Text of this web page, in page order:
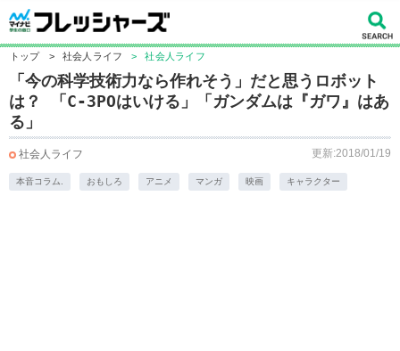
トップ > 社会人ライフ > 社会人ライフ
「今の科学技術力なら作れそう」だと思うロボット
は？ 「C-3POはいける」「ガンダムは『ガワ』はあ
る」
社会人ライフ 更新:2018/01/19
本音コラム. おもしろ アニメ マンガ 映画 キャラクター